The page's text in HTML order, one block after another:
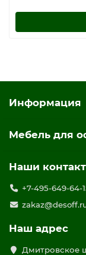
Информация
Мебель для
Наши
+7-495-649-64-
Наш адрес
Дмитровское